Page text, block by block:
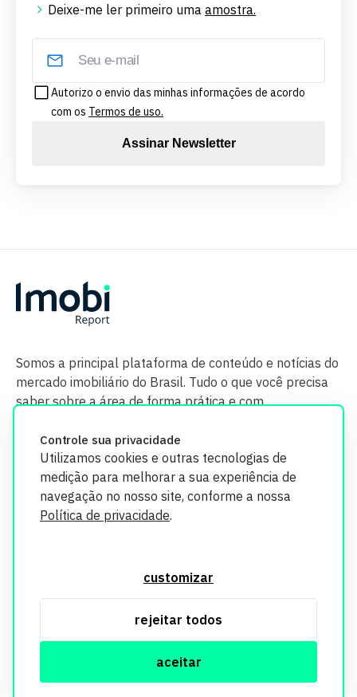
Controle sua privacidade
Utilizamos cookies e outras tecnologias de
medição para melhorar a sua experiência de
navegação no nosso site, conforme a nossa
Política de privacidade.
customizar
rejeitar todos
aceitar
Deixe-me ler primeiro uma amostra.
Autorizo o envio das minhas informações de acordo
com os Termos de uso.
Assinar Newsletter
Somos a principal plataforma de conteúdo e notícias do
mercado imobiliário do Brasil. Tudo o que você precisa
saber sobre a área de forma prática e com
segurança. Todos os dados coletados em nosso site são
utilizados exclusivamente para fins de aprimoramento de
informações, consulte nossa Política de Privacidade.
© Copyright Imobi Report. Todos os direitos reservados.
Política de privacidade
mobister